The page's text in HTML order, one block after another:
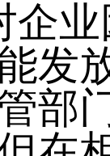
业
发
部